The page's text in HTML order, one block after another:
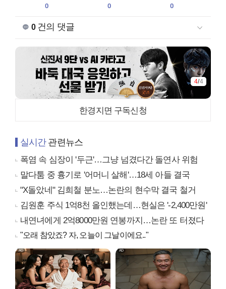
0
0
0
0건의 댓글
4/4
한경지면 구독신청
실시간관련뉴스
폭염 속 심장이 '두근'…그냥 넘겼다간 돌연사 위험
말다툼 중 흉기로 '어머니 살해'…18세 아들 결국
"X돌았네" 김희철 분노…논란의 현수막 결국 철거
김원훈 주식 1억8천 올인했는데…현실은 '-2,400만원'
내연녀에게 2억8000만원 연봉까지…논란 또 터졌다
"오래 참았죠? 자, 오늘이 그날이에요.."